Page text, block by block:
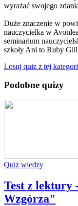
wyrażać swojego
Duże znaczenie w
nauczycielka w
seminarium
szkoły Ani to Ruby
Losuj quiz z tej
Podobne quizy
Quiz wiedzy
Test z lektury
Wzgórza"